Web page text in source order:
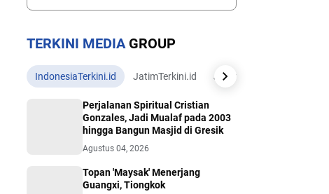
TERKINI MEDIAGROUP
IndonesiaTerkini.id JatimTerkini.id JatengTerkini.id
Perjalanan Spiritual Cristian
Gonzales, Jadi Mualaf pada 2003
hingga Bangun Masjid di Gresik
Agustus 04, 2026
Topan 'Maysak' Menerjang
Guangxi, Tiongkok